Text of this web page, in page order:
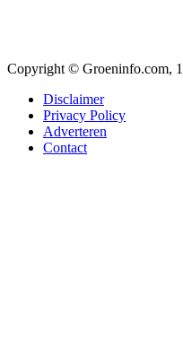
Copyright © Groeninfo.com,
Disclaimer
Privacy Policy
Adverteren
Contact